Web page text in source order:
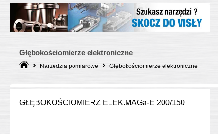
Głębokościomierze elektroniczne
Narzędzia pomiarowe Głębokościomierze elektroniczne
GŁĘBOKOŚCIOMIERZ ELEK.MAGa-E 200/150